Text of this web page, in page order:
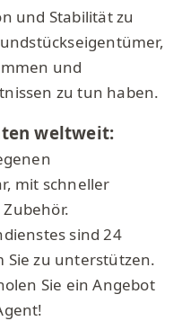
und Stabilität zu
und
zu tun haben.
weltweit:
mit schneller
sind 24
Sie zu unterstützen.
Sie ein Angebot